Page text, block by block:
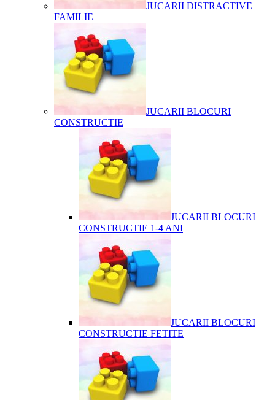
JUCARII DISTRACTIVE
FAMILIE
JUCARII BLOCURI
CONSTRUCTIE
JUCARII BLOCURI
CONSTRUCTIE 1-4 ANI
JUCARII BLOCURI
CONSTRUCTIE FETITE